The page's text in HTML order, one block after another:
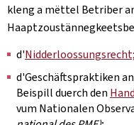
kleng a mëttel Betriber
d'Nidderloossungsrecht;
d'Geschäftspraktiken
Beispill duerch den
vum Nationalen